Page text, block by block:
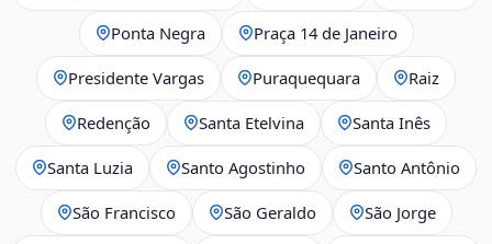
Ponta Negra Praça 14 de Janeiro
Presidente Vargas Puraquequara Raiz
Redenção Santa Etelvina Santa Inês
Santa Luzia Santo Agostinho Santo Antônio
São Francisco São Geraldo São Jorge